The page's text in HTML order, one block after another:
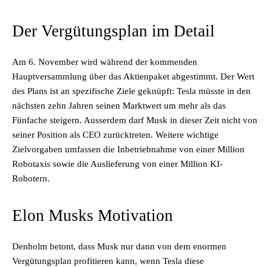
Der Vergütungsplan im Detail
Am 6. November wird während der kommenden
Hauptversammlung über das Aktienpaket abgestimmt. Der Wert
des Plans ist an spezifische Ziele geknüpft: Tesla müsste in den
nächsten zehn Jahren seinen Marktwert um mehr als das
Fünfache steigern. Ausserdem darf Musk in dieser Zeit nicht von
seiner Position als CEO zurücktreten. Weitere wichtige
Zielvorgaben umfassen die Inbetriebnahme von einer Million
Robotaxis sowie die Auslieferung von einer Million KI-
Robotern.
Elon Musks Motivation
Denholm betont, dass Musk nur dann von dem enormen
Vergütungsplan profitieren kann, wenn Tesla diese